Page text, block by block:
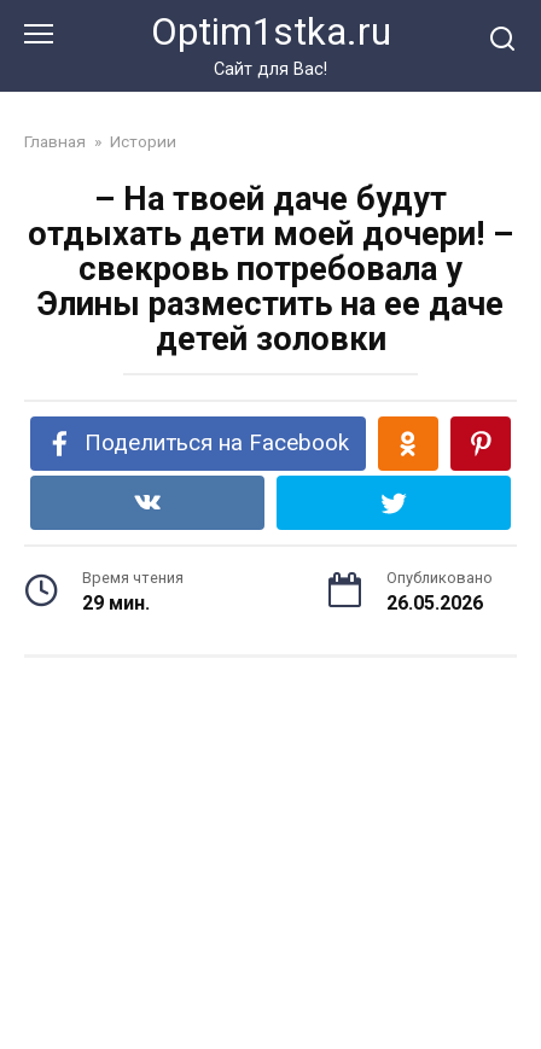
Optim1stka.ru
Сайт для Вас!
Главная » Истории
– На твоей даче будут
отдыхать дети моей дочери! –
свекровь потребовала у
Элины разместить на ее даче
детей золовки
Поделиться на Facebook
Время чтения
29 мин.
Опубликовано
26.05.2026